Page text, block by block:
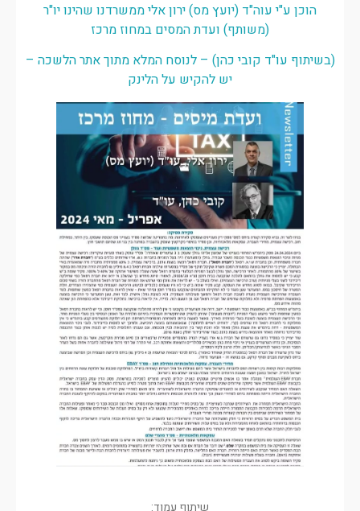
הוכן ע"י עוה"ד (יועץ מס) ירון אלי ממשרדנו שהינו יו"ר
(משותף) ועדת המסים במחוז מרכז
(בשיתוף עו"ד קובי כהן) – לנוסח המלא מתוך אתר הלשכה –
יש להקיש על הלינק
שיתוף עמוד: